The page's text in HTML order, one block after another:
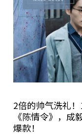
2倍的帅气洗礼
《陈情令》，成
爆款！